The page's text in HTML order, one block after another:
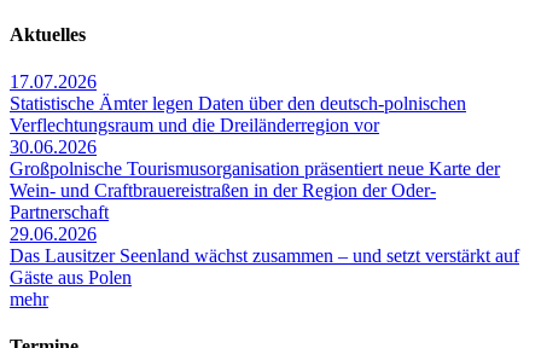
Aktuelles
17.07.2026
Statistische Ämter legen Daten über den deutsch-polnischen
Verflechtungsraum und die Dreiländerregion vor
30.06.2026
Großpolnische Tourismusorganisation präsentiert neue Karte der
Wein- und Craftbrauereistraßen in der Region der Oder-
Partnerschaft
29.06.2026
Das Lausitzer Seenland wächst zusammen – und setzt verstärkt auf
Gäste aus Polen
mehr